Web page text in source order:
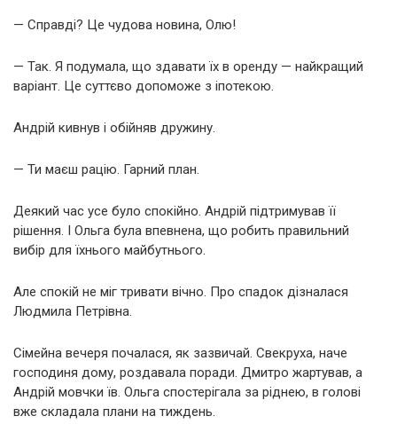
— Справді? Це чудова новина, Олю!
— Так. Я подумала, що здавати їх в оренду — найкращий
варіант. Це суттєво допоможе з іпотекою.
Андрій кивнув і обійняв дружину.
— Ти маєш рацію. Гарний план.
Деякий час усе було спокійно. Андрій підтримував її
рішення. І Ольга була впевнена, що робить правильний
вибір для їхнього майбутнього.
Але спокій не міг тривати вічно. Про спадок дізналася
Людмила Петрівна.
Сімейна вечеря почалася, як зазвичай. Свекруха, наче
господиня дому, роздавала поради. Дмитро жартував, а
Андрій мовчки їв. Ольга спостерігала за ріднею, в голові
вже складала плани на тиждень.